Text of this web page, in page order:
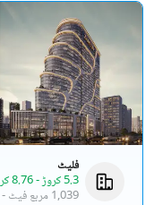
فلیٹ
5.3 کروڑ
-8.76 کروڑ
1,039 مربع فیٹ
-